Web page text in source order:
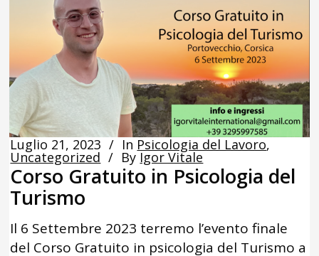
Luglio 21, 2023 In Psicologia del Lavoro,
Uncategorized By Igor Vitale
Corso Gratuito in Psicologia del
Turismo
Il 6 Settembre 2023 terremo l’evento finale
del Corso Gratuito in psicologia del Turismo a